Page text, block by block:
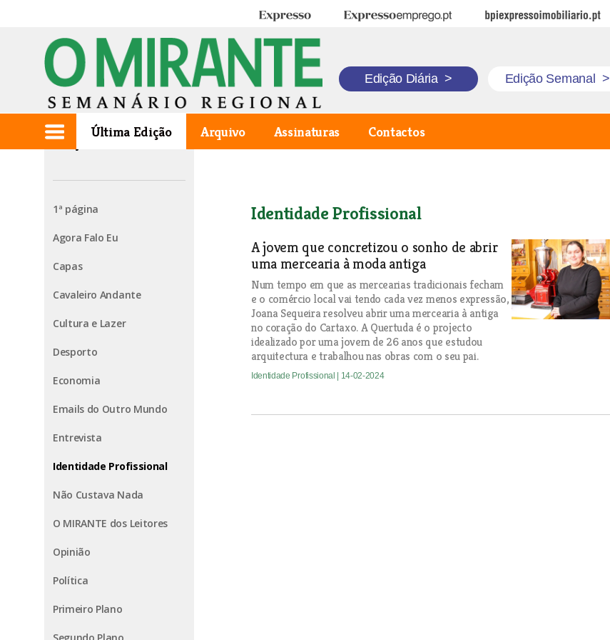
Expresso Expresso Emprego BPI Expresso Imobiliário
Edição Diária > Edição Semanal >
Última Edição Arquivo Assinaturas Contactos
Edição de 2024.02.08
1ª página
Agora Falo Eu
Capas
Cavaleiro Andante
Cultura e Lazer
Desporto
Economia
Emails do Outro Mundo
Entrevista
Identidade Profissional
Não Custava Nada
O MIRANTE dos Leitores
Opinião
Política
Primeiro Plano
Identidade Profissional
A jovem que concretizou o sonho de abrir
uma mercearia à moda antiga
Num tempo em que as mercearias tradicionais fecham
e o comércio local vai tendo cada vez menos expressão,
Joana Sequeira resolveu abrir uma mercearia à antiga
no coração do Cartaxo. A Quertuda é o projecto
idealizado por uma jovem de 26 anos que estudou
arquitectura e trabalhou nas obras com o seu pai.
Identidade Profissional | 14-02-2024